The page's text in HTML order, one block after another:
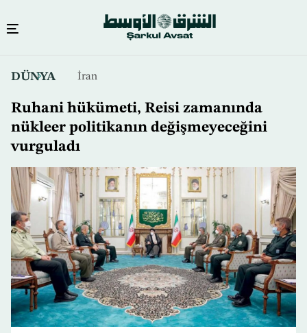
içeriğe
atla
DÜNYA İran
Ruhani hükümeti, Reisi zamanında
nükleer politikanın değişmeyeceğini
vurguladı